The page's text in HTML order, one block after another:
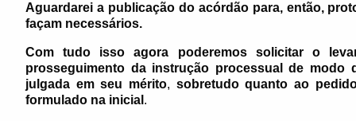
Aguardarei a publicação do acórdão para, então,
façam necessários.
Com tudo isso agora poderemos solicitar o
prosseguimento da instrução processual de
julgada em seu mérito, sobretudo quanto ao
formulado na inicial .